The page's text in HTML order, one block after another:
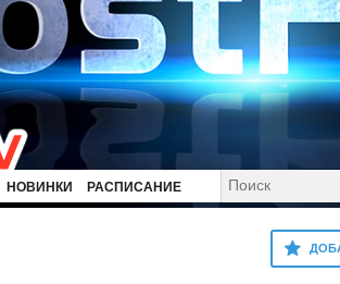
НОВИНКИ РАСПИСАНИЕ